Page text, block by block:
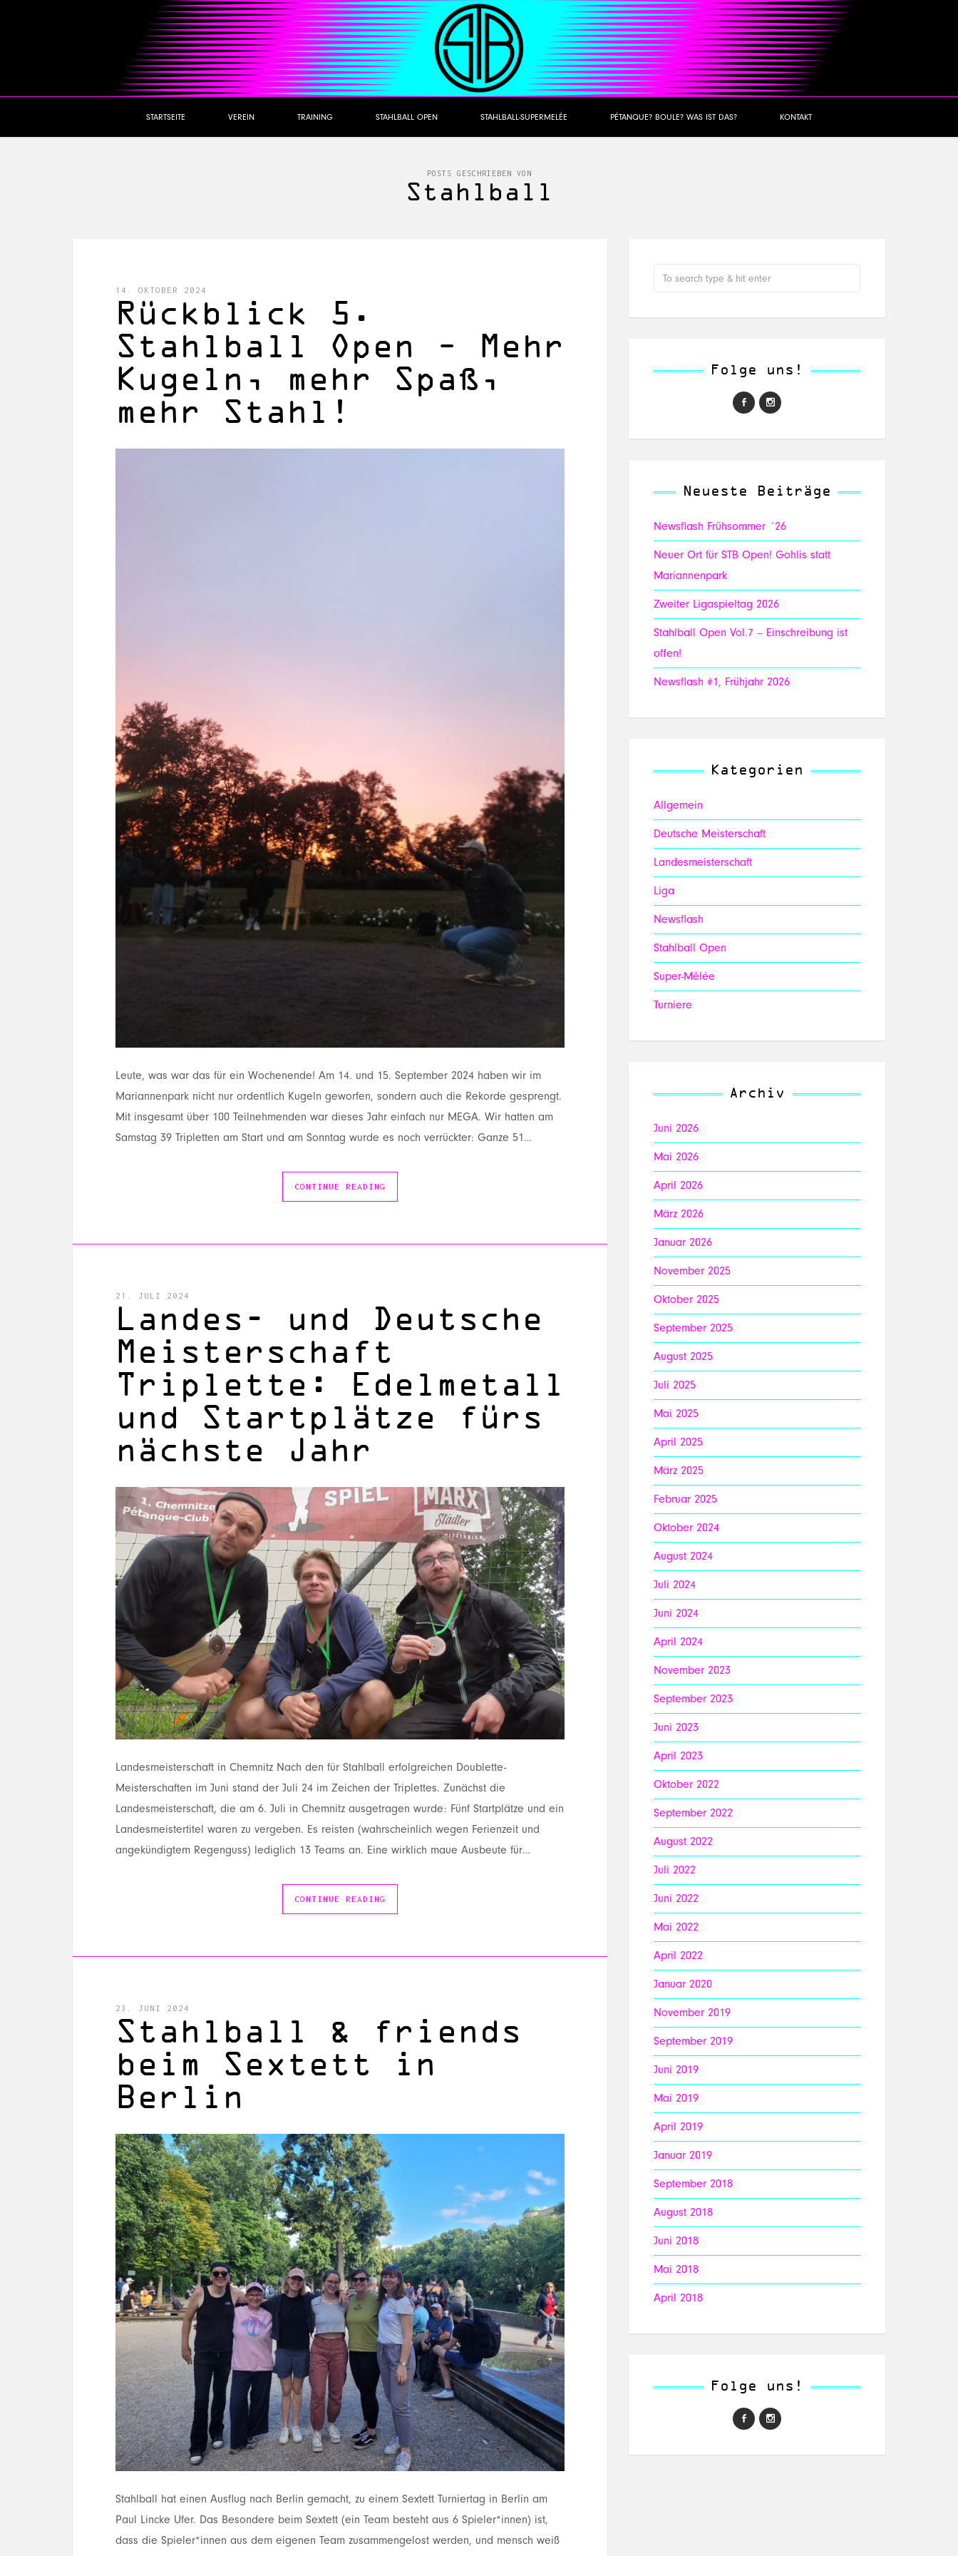
STARTSEITE VEREIN TRAINING STAHLBALL OPEN STAHLBALL-SUPERMELÉE PÉTANQUE? BOULE? WAS IST DAS? KONTAKT
POSTS GESCHRIEBEN VON
Stahlball
14. OKTOBER 2024
Rückblick 5.
Stahlball Open – Mehr
Kugeln, mehr Spaß,
mehr Stahl!
Leute, was war das für ein Wochenende! Am 14. und 15. September 2024 haben wir im
Mariannenpark nicht nur ordentlich Kugeln geworfen, sondern auch die Rekorde gesprengt.
Mit insgesamt über 100 Teilnehmenden war dieses Jahr einfach nur MEGA. Wir hatten am
Samstag 39 Tripletten am Start und am Sonntag wurde es noch verrückter: Ganze 51…
CONTINUE READING
21. JULI 2024
Landes- und Deutsche
Meisterschaft
Triplette: Edelmetall
und Startplätze fürs
nächste Jahr
Landesmeisterschaft in Chemnitz Nach den für Stahlball erfolgreichen Doublette-
Meisterschaften im Juni stand der Juli 24 im Zeichen der Triplettes. Zunächst die
Landesmeisterschaft, die am 6. Juli in Chemnitz ausgetragen wurde: Fünf Startplätze und ein
Landesmeistertitel waren zu vergeben. Es reisten (wahrscheinlich wegen Ferienzeit und
angekündigtem Regenguss) lediglich 13 Teams an. Eine wirklich maue Ausbeute für…
CONTINUE READING
23. JUNI 2024
Stahlball & friends
beim Sextett in
Berlin
Stahlball hat einen Ausflug nach Berlin gemacht, zu einem Sextett Turniertag in Berlin am
Paul Lincke Ufer. Das Besondere beim Sextett (ein Team besteht aus 6 Spieler*innen) ist,
dass die Spieler*innen aus dem eigenen Team zusammengelost werden, und mensch weiß
Folge uns!
Neueste Beiträge
Newsflash Frühsommer ´26
Neuer Ort für STB Open! Gohlis statt
Mariannenpark
Zweiter Ligaspieltag 2026
Stahlball Open Vol.7 – Einschreibung ist
offen!
Newsflash #1, Frühjahr 2026
Kategorien
Allgemein
Deutsche Meisterschaft
Landesmeisterschaft
Liga
Newsflash
Stahlball Open
Super-Mêlée
Turniere
Archiv
Juni 2026
Mai 2026
April 2026
März 2026
Januar 2026
November 2025
Oktober 2025
September 2025
August 2025
Juli 2025
Mai 2025
April 2025
März 2025
Februar 2025
Oktober 2024
August 2024
Juli 2024
Juni 2024
April 2024
November 2023
September 2023
Juni 2023
April 2023
Oktober 2022
September 2022
August 2022
Juli 2022
Juni 2022
Mai 2022
April 2022
Januar 2020
November 2019
September 2019
Juni 2019
Mai 2019
April 2019
Januar 2019
September 2018
August 2018
Juni 2018
Mai 2018
April 2018
Folge uns!